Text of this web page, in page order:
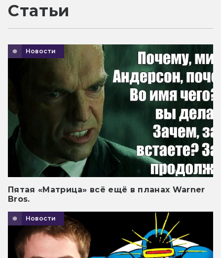
Статьи
Новости
Пятая «Матрица» всё ещё в планах Warner
Bros.
Новости